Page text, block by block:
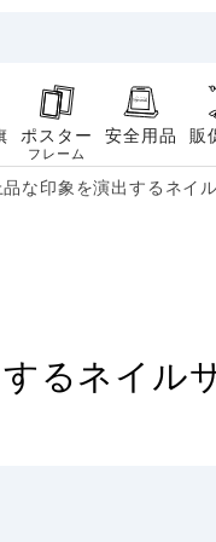
ポスター
フレーム
安全用品 販
な印象を演出するネイ
るネイル